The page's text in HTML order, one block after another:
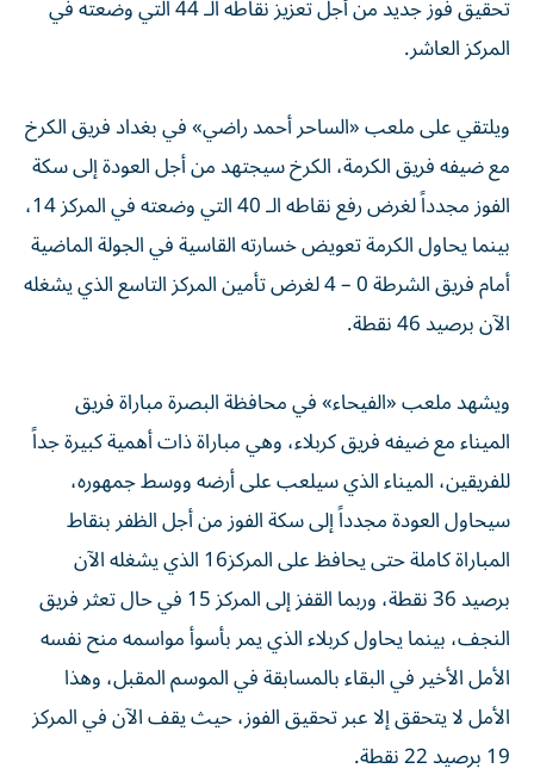
تحقيق فوز جديد من أجل تعزيز نقاطه الـ 44 التي وضعته في
المركز العاشر.
ويلتقي على ملعب «الساحر أحمد راضي» في بغداد فريق الكرخ
مع ضيفه فريق الكرمة، الكرخ سيجتهد من أجل العودة إلى سكة
الفوز مجدداً لغرض رفع نقاطه الـ 40 التي وضعته في المركز 14،
بينما يحاول الكرمة تعويض خسارته القاسية في الجولة الماضية
أمام فريق الشرطة 0 – 4 لغرض تأمين المركز التاسع الذي يشغله
الآن برصيد 46 نقطة.
ويشهد ملعب «الفيحاء» في محافظة البصرة مباراة فريق
الميناء مع ضيفه فريق كربلاء، وهي مباراة ذات أهمية كبيرة جداً
للفريقين، الميناء الذي سيلعب على أرضه ووسط جمهوره،
سيحاول العودة مجدداً إلى سكة الفوز من أجل الظفر بنقاط
المباراة كاملة حتى يحافظ على المركز16 الذي يشغله الآن
برصيد 36 نقطة، وربما القفز إلى المركز 15 في حال تعثر فريق
النجف، بينما يحاول كربلاء الذي يمر بأسوأ مواسمه منح نفسه
الأمل الأخير في البقاء بالمسابقة في الموسم المقبل، وهذا
الأمل لا يتحقق إلا عبر تحقيق الفوز، حيث يقف الآن في المركز
19 برصيد 22 نقطة.